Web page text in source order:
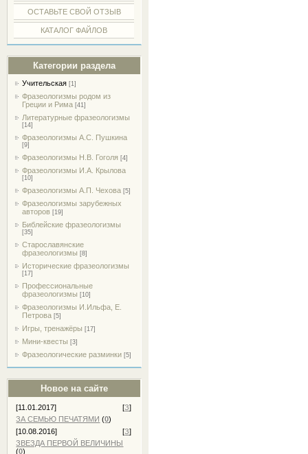
ОСТАВЬТЕ СВОЙ ОТЗЫВ
КАТАЛОГ ФАЙЛОВ
Категории раздела
Учительская [1]
Фразеологизмы родом из
Греции и Рима [41]
Литературные фразеологизмы
[14]
Фразеологизмы А.С. Пушкина
[9]
Фразеологизмы Н.В. Гоголя [4]
Фразеологизмы И.А. Крылова
[10]
Фразеологизмы А.П. Чехова [5]
Фразеологизмы зарубежных
авторов [19]
Библейские фразеологизмы
[35]
Старославянские
фразеологизмы [8]
Исторические фразеологизмы
[17]
Профессиональные
фразеологизмы [10]
Фразеологизмы И.Ильфа, Е.
Петрова [5]
Игры, тренажёры [17]
Мини-квесты [3]
Фразеологические разминки [5]
Новое на сайте
[11.01.2017] [З]
ЗА СЕМЬЮ ПЕЧАТЯМИ (0)
[10.08.2016]
[З]
ЗВЕЗДА ПЕРВОЙ ВЕЛИЧИНЫ
(0)